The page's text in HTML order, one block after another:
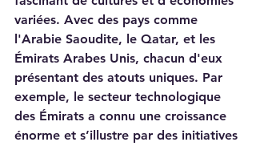
variées. Avec des pays comme
l'Arabie Saoudite, le Qatar, et les
Émirats Arabes Unis, chacun d'eux
présentant des atouts uniques. Par
exemple, le secteur technologique
des Émirats a connu une croissance
énorme et s’illustre par des initiatives